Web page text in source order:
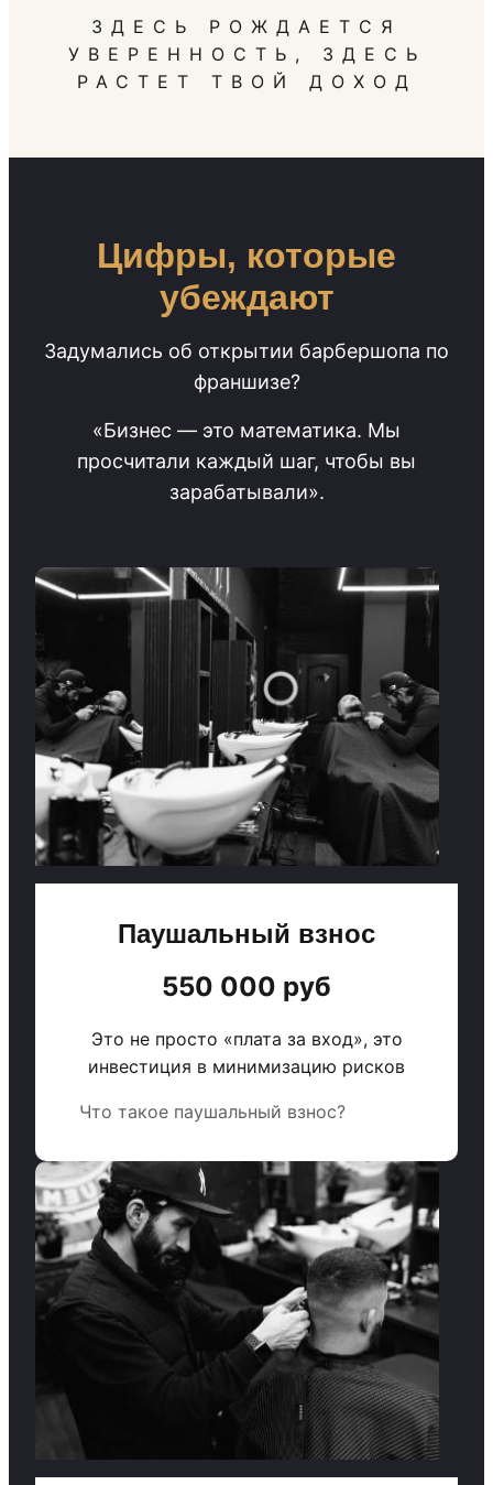
ЗДЕСЬ РОЖДАЕТСЯ
УВЕРЕННОСТЬ, ЗДЕСЬ
РАСТЕТ ТВОЙ ДОХОД
Цифры, которые
убеждают
Задумались об открытии барбершопа по
франшизе?
«Бизнес — это математика. Мы
просчитали каждый шаг, чтобы вы
зарабатывали».
Паушальный взнос
550 000 руб
Это не просто «плата за вход», это
инвестиция в минимизацию рисков
Что такое паушальный взнос?